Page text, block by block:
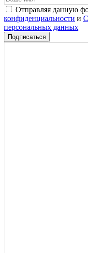
Отправляя данную
конфиденциальности и
персональных данных
Подписаться